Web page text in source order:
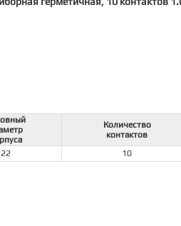
Количество
контактов
22 10